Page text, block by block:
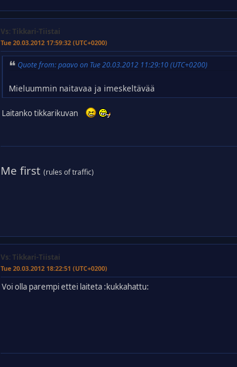
Vs: Tikkari-Tiistai
Tue 20.03.2012 17:59:32 (UTC+0200)
Quote from: paavo on Tue 20.03.2012 11:29:10 (UTC+0200)
Mieluummin naitavaa ja imeskeltävää
Laitanko tikkarikuvan
Me first (rules of traffic)
Vs: Tikkari-Tiistai
Tue 20.03.2012 18:22:51 (UTC+0200)
Voi olla parempi ettei laiteta :kukkahattu: